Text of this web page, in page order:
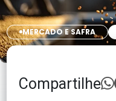
MERCADO E SAFRA
Compartilhe